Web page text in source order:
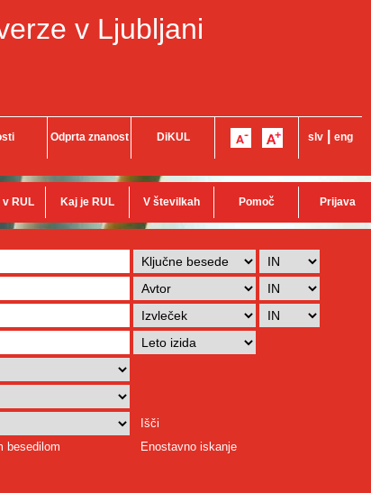
v Ljubljani
Odprta znanost DiKUL slv eng
v RUL Kaj je RUL V številkah Pomoč Prijava
Išči
besedilom
Enostavno iskanje